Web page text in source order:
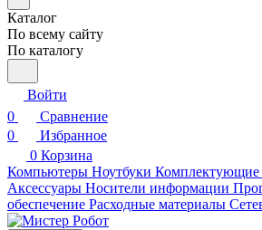
Каталог
По всему сайту
По каталогу
Войти
0
Сравнение
0
Избранное
0 Корзина
Компьютеры Ноутбуки Комплектующие
Аксессуары Носители информации
обеспечение Расходные материалы